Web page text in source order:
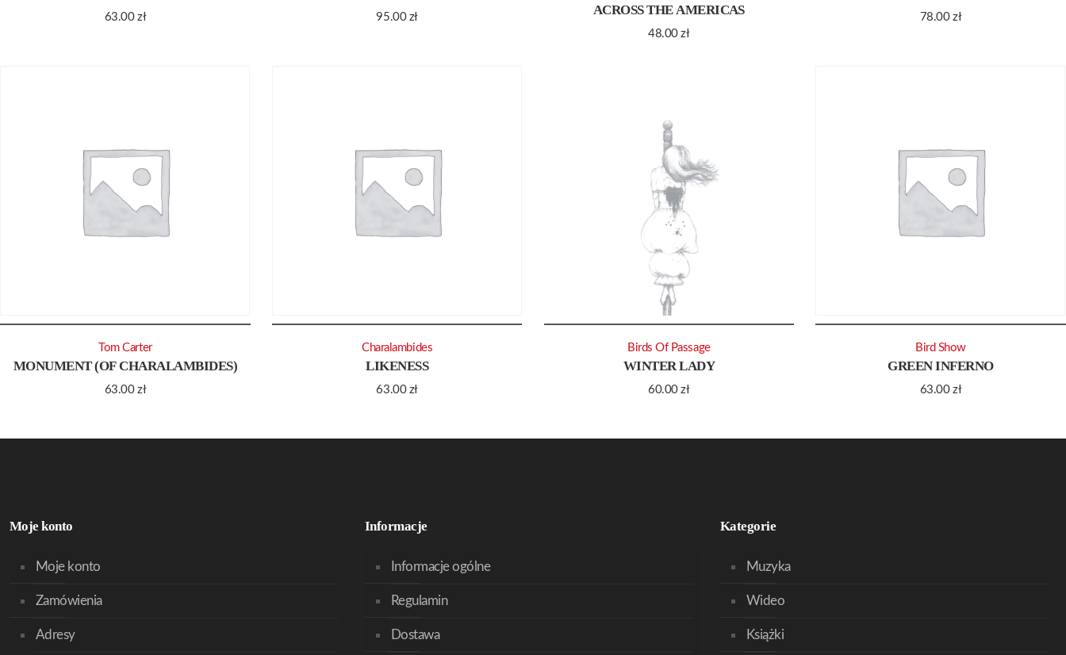
63.00zł 95.00 zł
ACROSS THE AMERICAS
48.00zł
78.00zł
MONUMENT (OF CHARALAMBIDES)
63.00zł
Tom Carter
LIKENESS
63.00 zł
Charalambides
WINTER LADY
60.00zł
Birds Of Passage
GREEN INFERNO
63.00zł
Bird Show
Moje konto
Moje konto
Zamówienia
Adresy
Informacje
Informacje ogólne
Regulamin
Dostawa
Kategorie
Muzyka
Wideo
Książki